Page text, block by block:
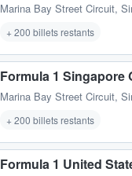
Marina Bay Street Circuit,
+ 200 billets restants
Formula 1 Singapore
Marina Bay Street Circuit,
+ 200 billets restants
Formula 1 United